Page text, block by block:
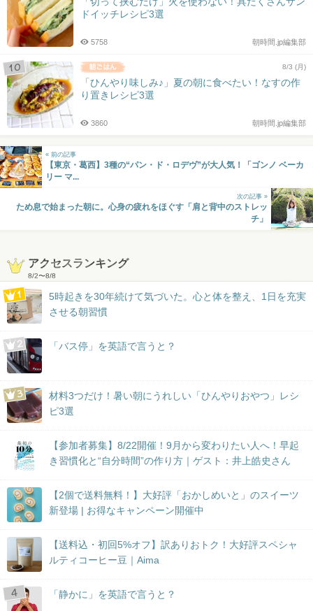
ドイッチレシピ3選
朝時間.jp編集部
5758
8/3 (月)
「ひんやり味しみ♪」夏の朝に食べたい！なすの作
り置きレシピ3選
朝時間.jp編集部
3860
« 前の記事
【東京・葛西】3種の“パン・ド・ロデヴ”が大人気！「ゴンノ ベーカ
リー マ...
次の記事 »
ため息で始まった朝に。心身の疲れをほぐす「肩と背中のストレッ
チ」
アクセスランキング
8/2〜8/8
5時起きを30年続けて気づいた。心と体を整え、1日を充実
させる朝習慣
「バス停」を英語で言うと？
材料3つだけ！暑い朝にうれしい「ひんやりおやつ」レシ
ピ3選
【参加者募集】8/22開催！9月から変わりたい人へ！早起
き習慣化と“自分時間”の作り方｜ゲスト：井上皓史さん
【2個で送料無料！】大好評「おかしめいと」のスイーツ
新登場 | お得なキャンペーン開催中
【送料込・初回5%オフ】訳ありおトク！大好評スペシャ
ルティコーヒー豆｜Aima
「静かに」を英語で言うと？